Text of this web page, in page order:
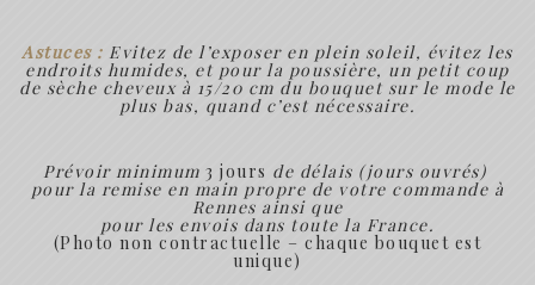
Astuces : Evitez de l’exposer en plein soleil, évitez les
endroits humides, et pour la poussière, un petit coup
de sèche cheveux à 15/20 cm du bouquet sur le mode le
plus bas, quand c’est nécessaire.
Prévoir minimum3 jours de délais (jours ouvrés)
pour la remise en main propre de votre commande à
Rennes ainsi que
pour les envois dans toute la France.
(Photo non contractuelle – chaque bouquet est
unique)